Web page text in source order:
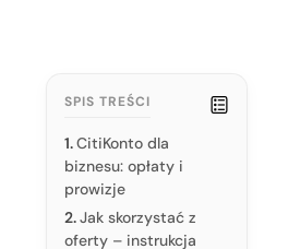
SPIS TREŚCI
CitiKonto dla
biznesu: opłaty i
prowizje
Jak skorzystać z
oferty – instrukcja